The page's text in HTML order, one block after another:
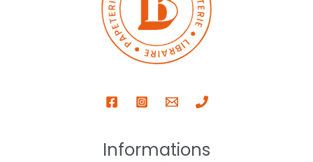
Informations